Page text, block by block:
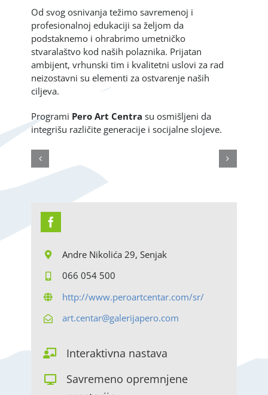
Od svog osnivanja težimo savremenoj i
profesionalnoj edukaciji sa željom da
podstaknemo i ohrabrimo umetničko
stvaralaštvo kod naših polaznika. Prijatan
ambijent, vrhunski tim i kvalitetni uslovi za rad
neizostavni su elementi za ostvarenje naših
ciljeva.
Programi Pero Art Centra su osmišljeni da
integrišu različite generacije i socijalne slojeve.
Andre Nikolića 29, Senjak
066 054 500
http://www.peroartcentar.com/sr/
art.centar@galerijapero.com
Interaktivna nastava
Savremeno opremnjene